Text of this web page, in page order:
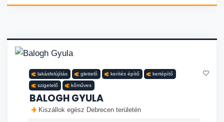
lakásfelújítás glettelő kerítés építő kertépítő
szigetelő kőműves
BALOGH GYULA
Kiszállok egész Debrecen területén